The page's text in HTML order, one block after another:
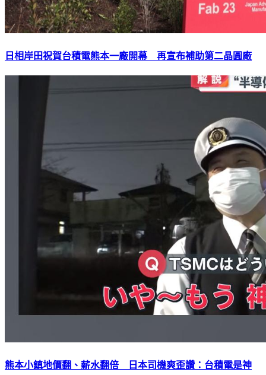
日相岸田祝賀台積電熊本一廠開幕 再宣布補助第二晶圓廠
熊本小鎮地價翻、薪水翻倍 日本司機爽歪讚：台積電是神